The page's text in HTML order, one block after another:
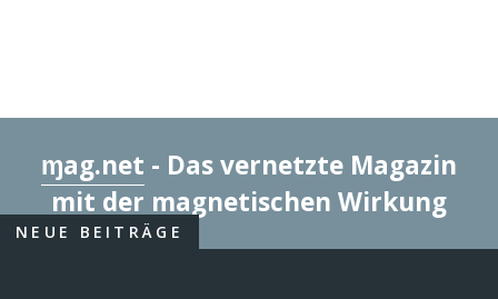
ɱag.net - Das vernetzte Magazin
mit der magnetischen Wirkung
NEUE BEITRÄGE